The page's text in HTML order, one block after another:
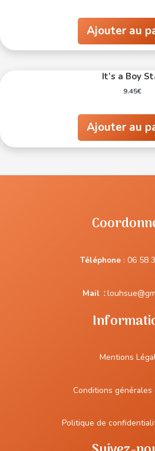
Ajouter au
It’s a Boy
9.45€
Ajouter au
Téléphone : 06 58
Mail :
Mentions
Conditions générales
Politique de